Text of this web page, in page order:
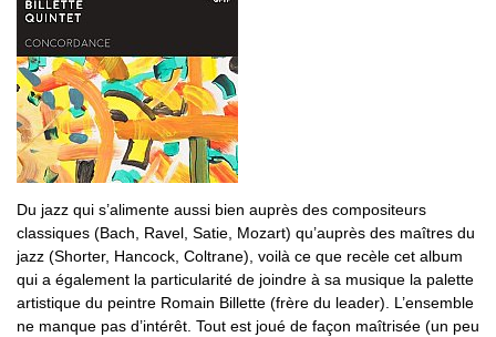
Du jazz qui s’alimente aussi bien auprès des compositeurs
classiques (Bach, Ravel, Satie, Mozart) qu’auprès des maîtres du
jazz (Shorter, Hancock, Coltrane), voilà ce que recèle cet album
qui a également la particularité de joindre à sa musique la palette
artistique du peintre Romain Billette (frère du leader). L’ensemble
ne manque pas d’intérêt. Tout est joué de façon maîtrisée (un peu